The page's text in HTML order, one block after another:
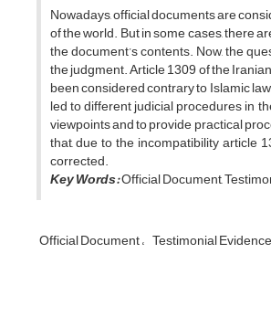
Nowadays, official documents are
of the world. But in some cases, there
the document’s contents. Now, the
the judgment. Article 1309 of the
been considered contrary to Islamic
led to different judicial procedures in
viewpoints and to provide practical
that, due to the incompatibility article
corrected.
Key Words:Official Document,
Official Document Testimonial Evidence